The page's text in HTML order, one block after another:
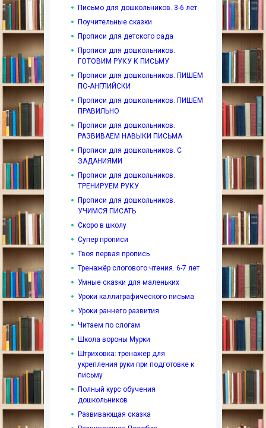
Письмо для дошкольников. 3-6 лет
Поучительные сказки
Прописи для детского сада
Прописи для дошкольников.
ГОТОВИМ РУКУ К ПИСЬМУ
Прописи для дошкольников. ПИШЕМ
ПО-АНГЛИЙСКИ
Прописи для дошкольников. ПИШЕМ
ПРАВИЛЬНО
Прописи для дошкольников.
РАЗВИВАЕМ НАВЫКИ ПИСЬМА
Прописи для дошкольников. С
ЗАДАНИЯМИ
Прописи для дошкольников.
ТРЕНИРУЕМ РУКУ
Прописи для дошкольников.
УЧИМСЯ ПИСАТЬ
Скоро в школу
Супер прописи
Твоя первая пропись
Тренажёр слогового чтения. 6-7 лет
Умные сказки для маленьких
Уроки каллиграфического письма
Уроки раннего развития
Читаем по слогам
Школа вороны Мурки
Штриховка: тренажер для
укрепления руки при подготовке к
письму
Полный курс обучения
дошкольников
Развивающая сказка